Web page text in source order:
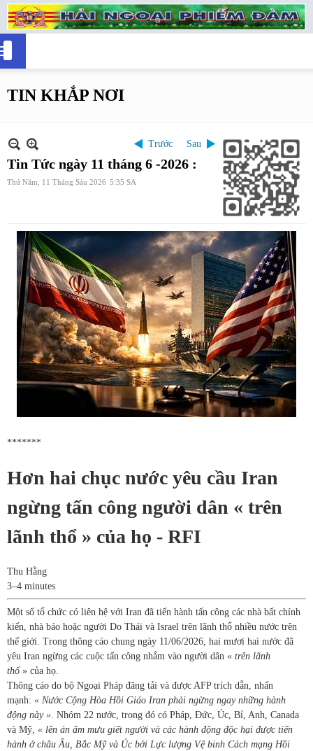
TIN KHẮP NƠI
Trước Sau
Tin Tức ngày 11 tháng 6 -2026 :
Thứ Năm, 11 Tháng Sáu 2026 5:35 SA
*******
Hơn hai chục nước yêu cầu Iran
ngừng tấn công người dân « trên
lãnh thổ » của họ - RFI
Thu Hằng
3–4 minutes
Một số tổ chức có liên hệ với Iran đã tiến hành tấn công các nhà bất chính
kiến, nhà báo hoặc người Do Thái và Israel trên lãnh thổ nhiều nước trên
thế giới. Trong thông cáo chung ngày 11/06/2026, hai mươi hai nước đã
yêu Iran ngừng các cuộc tấn công nhắm vào người dân « trên lãnh
thổ » của họ.
Thông cáo do bộ Ngoại Pháp đăng tải và được AFP trích dẫn, nhấn
mạnh: « Nước Cộng Hòa Hồi Giáo Iran phải ngừng ngay những hành
động này ». Nhóm 22 nước, trong đó có Pháp, Đức, Úc, Bỉ, Anh, Canada
và Mỹ, « lên án âm mưu giết người và các hành động độc hại được tiến
hành ở châu Âu, Bắc Mỹ và Úc bởi Lực lượng Vệ binh Cách mạng Hồi